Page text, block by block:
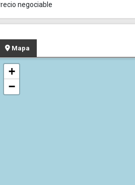
negociable
Mapa
+
−